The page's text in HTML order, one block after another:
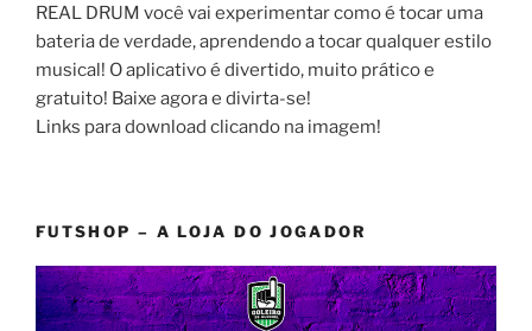
REAL DRUM você vai experimentar como é tocar uma
bateria de verdade, aprendendo a tocar qualquer estilo
musical! O aplicativo é divertido, muito prático e
gratuito! Baixe agora e divirta-se!
Links para download clicando na imagem!
FUTSHOP – A LOJA DO JOGADOR